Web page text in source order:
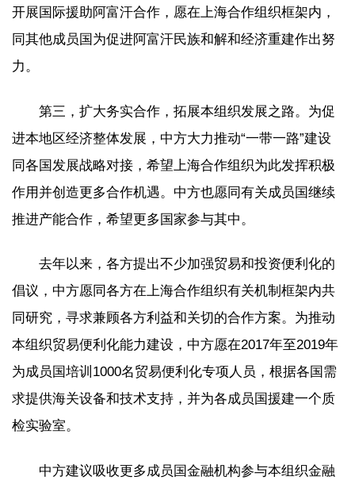
开展国际援助阿富汗合作，愿在上海合作组织框架内，
同其他成员国为促进阿富汗民族和解和经济重建作出努
力。
第三，扩大务实合作，拓展本组织发展之路。为促
进本地区经济整体发展，中方大力推动“一带一路”建设
同各国发展战略对接，希望上海合作组织为此发挥积极
作用并创造更多合作机遇。中方也愿同有关成员国继续
推进产能合作，希望更多国家参与其中。
去年以来，各方提出不少加强贸易和投资便利化的
倡议，中方愿同各方在上海合作组织有关机制框架内共
同研究，寻求兼顾各方利益和关切的合作方案。为推动
本组织贸易便利化能力建设，中方愿在2017年至2019年
为成员国培训1000名贸易便利化专项人员，根据各国需
求提供海关设备和技术支持，并为各成员国援建一个质
检实验室。
中方建议吸收更多成员国金融机构参与本组织金融